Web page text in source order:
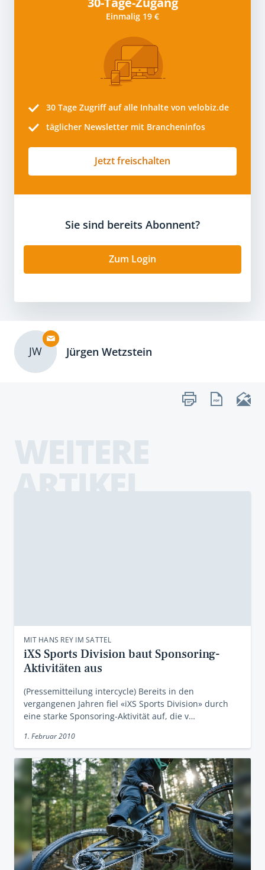
Einmalig 19 €
30 Tage Zugriff auf alle Inhalte von velobiz.de
täglicher Newsletter mit Brancheninfos
Jetzt freischalten
Sie sind bereits Abonnent?
Zum Login
JW Jürgen Wetzstein
MIT HANS REY IM SATTEL
iXS Sports Division baut Sponsoring-
Aktivitäten aus
(Pressemitteilung intercycle) Bereits in den
vergangenen Jahren fiel «iXS Sports Division» durch
eine starke Sponsoring-Aktivität auf, die v…
1. Februar 2010